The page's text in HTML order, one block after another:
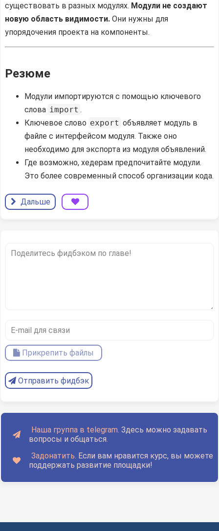
существовать в разных модулях. Модули не создают
новую область видимости. Они нужны для
упорядочения проекта на компоненты.
Резюме
Модули импортируются с помощью ключевого
слова import .
Ключевое слово export объявляет модуль в
файле с интерфейсом модуля. Также оно
необходимо для экспорта из модуля объявлений.
Где возможно, хедерам предпочитайте модули.
Это более современный способ организации кода.
Дальше
Прикрепить файлы
Отправить фидбэк
Наша группа в telegram. Здесь можно задавать
вопросы и общаться.
Задонатить. Если вам нравится курс, вы можете
поддержать развитие площадки!